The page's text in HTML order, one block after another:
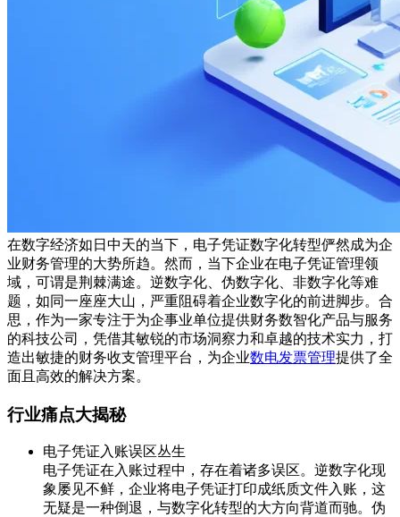
在数字经济如日中天的当下，电子凭证数字化转型俨然成为企
业财务管理的大势所趋。然而，当下企业在电子凭证管理领
域，可谓是荆棘满途。逆数字化、伪数字化、非数字化等难
题，如同一座座大山，严重阻碍着企业数字化的前进脚步。合
思，作为一家专注于为企事业单位提供财务数智化产品与服务
的科技公司，凭借其敏锐的市场洞察力和卓越的技术实力，打
造出敏捷的财务收支管理平台，为企业数电发票管理提供了全
面且高效的解决方案。
行业痛点大揭秘
电子凭证入账误区丛生
电子凭证在入账过程中，存在着诸多误区。逆数字化现
象屡见不鲜，企业将电子凭证打印成纸质文件入账，这
无疑是一种倒退，与数字化转型的大方向背道而驰。伪